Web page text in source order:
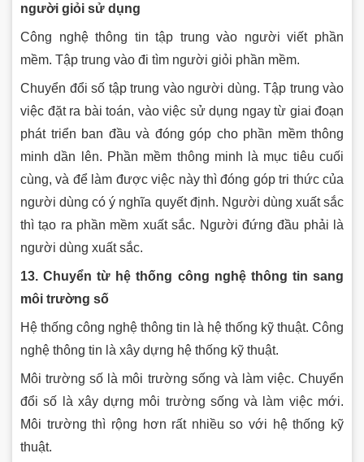
người giỏi sử dụng
Công nghệ thông tin tập trung vào người viết phần
mềm. Tập trung vào đi tìm người giỏi phần mềm.
Chuyển đổi số tập trung vào người dùng. Tập trung vào
việc đặt ra bài toán, vào việc sử dụng ngay từ giai đoạn
phát triển ban đầu và đóng góp cho phần mềm thông
minh dần lên. Phần mềm thông minh là mục tiêu cuối
cùng, và để làm được việc này thì đóng góp tri thức của
người dùng có ý nghĩa quyết định. Người dùng xuất sắc
thì tạo ra phần mềm xuất sắc. Người đứng đầu phải là
người dùng xuất sắc.
13. Chuyển từ hệ thống công nghệ thông tin sang
môi trường số
Hệ thống công nghệ thông tin là hệ thống kỹ thuật. Công
nghệ thông tin là xây dựng hệ thống kỹ thuật.
Môi trường số là môi trường sống và làm việc. Chuyển
đổi số là xây dựng môi trường sống và làm việc mới.
Môi trường thì rộng hơn rất nhiều so với hệ thống kỹ
thuật.